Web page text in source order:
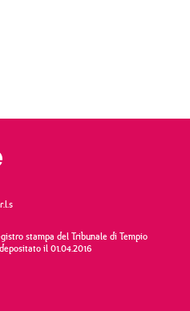
stampa del Tribunale di Tempio
il 01.04.2016